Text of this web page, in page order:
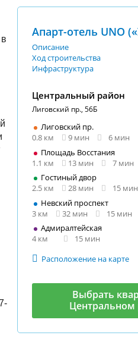
Апарт-отель UNO
Описание
Ход строительства
Инфраструктура
Центральный район
Лиговский пр., 56Б
Лиговский пр.
0.8 км
9 мин
6 мин
Площадь Восстания
1.1 км
13 мин
7 мин
Гостиный двор
2.5 км
28 мин
15 мин
Невский проспект
3 км
32 мин
15 мин
Адмиралтейская
4 км
15 мин
Расположение на карте
Выбрать
Центральном